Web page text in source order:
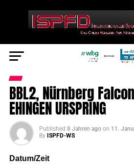
BBL2, Nürnberg
EHINGEN URSPRING
Published 8 Jahren ago on 11.
By ISPFD-WS
Datum/Zeit